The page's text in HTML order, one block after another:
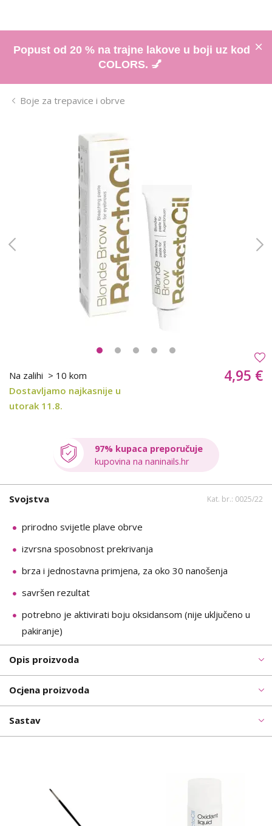
Popust od 20 % na trajne lakove u boji uz kod
COLORS. 💅
Boje za trepavice i obrve
Na zalihi > 10 kom
Dostavljamo najkasnije u
utorak 11.8.
4,95 €
97% kupaca preporučuje
kupovina na naninails.hr
Svojstva Kat. br.: 0025/22
prirodno svijetle plave obrve
izvrsna sposobnost prekrivanja
brza i jednostavna primjena, za oko 30 nanošenja
savršen rezultat
potrebno je aktivirati boju oksidansom (nije uključeno u
pakiranje)
Opis proizvoda
Ocjena proizvoda
Sastav